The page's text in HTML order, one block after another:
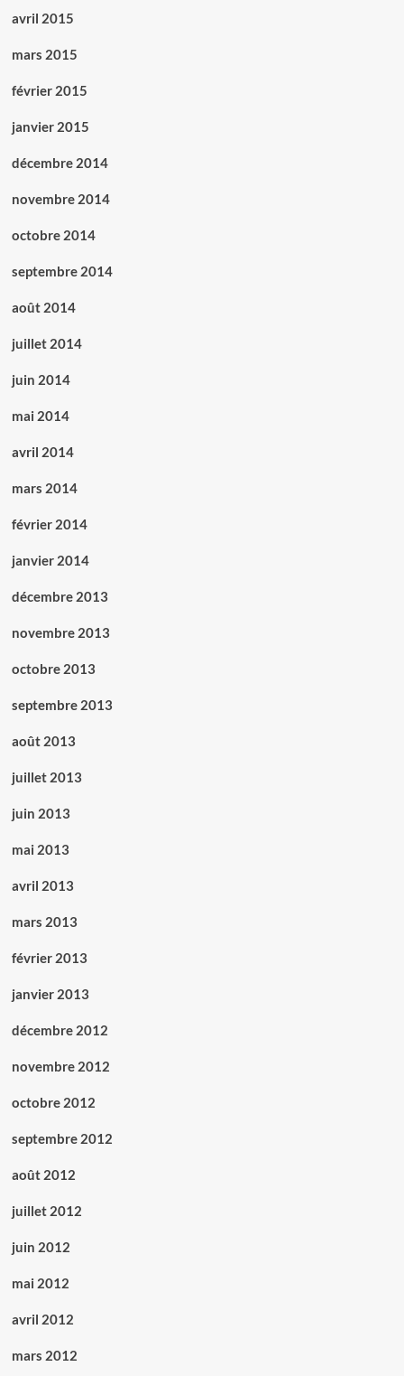
avril 2015
mars 2015
février 2015
janvier 2015
décembre 2014
novembre 2014
octobre 2014
septembre 2014
août 2014
juillet 2014
juin 2014
mai 2014
avril 2014
mars 2014
février 2014
janvier 2014
décembre 2013
novembre 2013
octobre 2013
septembre 2013
août 2013
juillet 2013
juin 2013
mai 2013
avril 2013
mars 2013
février 2013
janvier 2013
décembre 2012
novembre 2012
octobre 2012
septembre 2012
août 2012
juillet 2012
juin 2012
mai 2012
avril 2012
mars 2012